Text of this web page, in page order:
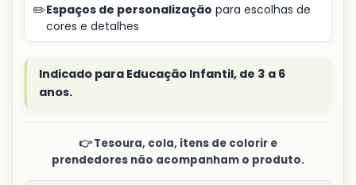
✏️Espaços de personalização para escolhas de
cores e detalhes
Indicado para Educação Infantil, de 3 a 6
anos.
👉 Tesoura, cola, itens de colorir e
prendedores não acompanham o produto.